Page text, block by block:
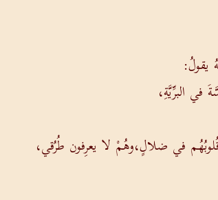
يقولُ:
البرِّيَّةِ،
في ضلالٍ،وهُمْ لا يعرِفون طُرُقي،